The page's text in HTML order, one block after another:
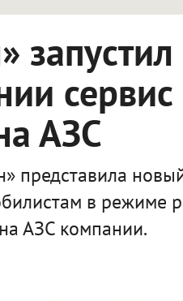
АЗС
представила
в режиме
АЗС компании.